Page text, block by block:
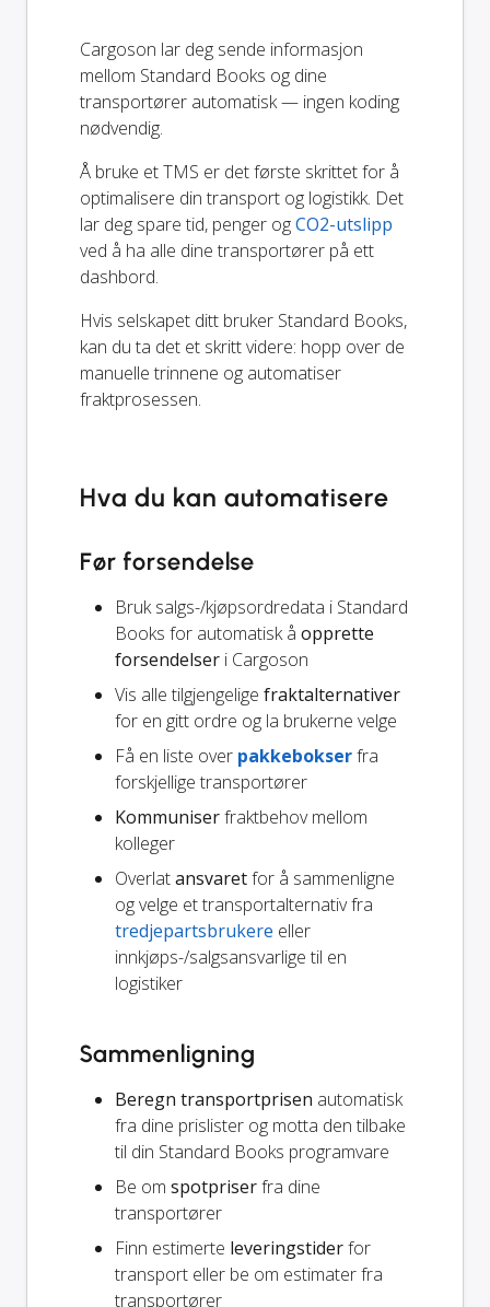
Cargoson lar deg sende informasjon
mellom Standard Books og dine
transportører automatisk — ingen koding
nødvendig.
Å bruke et TMS er det første skrittet for å
optimalisere din transport og logistikk. Det
lar deg spare tid, penger ogCO2-utslipp
ved å ha alle dine transportører på ett
dashbord.
Hvis selskapet ditt bruker Standard Books,
kan du ta det et skritt videre: hopp over de
manuelle trinnene og automatiser
fraktprosessen.
Hva du kan automatisere
Før forsendelse
Bruk salgs-/kjøpsordredata i Standard
Books for automatisk å opprette
forsendelser i Cargoson
Vis alle tilgjengelige fraktalternativer
for en gitt ordre og la brukerne velge
Få en liste over pakkebokserfra
forskjellige transportører
Kommuniserfraktbehov mellom
kolleger
Overlatansvaretfor å sammenligne
og velge et transportalternativ fra
tredjepartsbrukere eller
innkjøps-/salgsansvarlige til en
logistiker
Sammenligning
Beregn transportprisen automatisk
fra dine prislister og motta den tilbake
til din Standard Books programvare
Be om spotpriserfra dine
transportører
Finn estimerte leveringstiderfor
transport eller be om estimater fra
transportører